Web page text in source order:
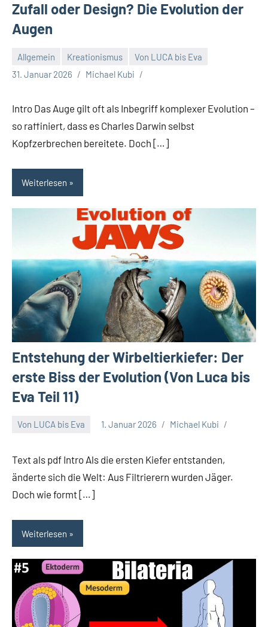
Zufall oder Design? Die Evolution der
Augen
Allgemein Kreationismus
Von LUCA bis Eva
31. Januar 2026
Michael Kubi
Intro Das Auge gilt oft als Inbegriff komplexer Evolution –
so raffiniert, dass es Charles Darwin selbst
Kopfzerbrechen bereitete. Doch […]
Weiterlesen
Entstehung der Wirbeltierkiefer: Der
erste Biss der Evolution (Von Luca bis
Eva Teil 11)
Von LUCA bis Eva 1. Januar 2026 Michael Kubi
Text als pdf Intro Als die ersten Kiefer entstanden,
änderte sich die Welt: Aus Filtrierern wurden Jäger.
Doch wie formt […]
Weiterlesen